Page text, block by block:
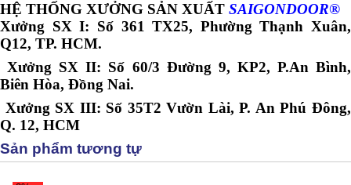
HỆ THỐNG XƯỞNG SẢN XUẤT SAIGONDOOR®
Xưởng SX I: Số 361 TX25, Phường Thạnh Xuân,
Q12, TP. HCM.
Xưởng SX II: Số 60/3 Đường 9, KP2, P.An Bình,
Biên Hòa, Đồng Nai.
Xưởng SX III: Số 35T2 Vườn Lài, P. An Phú Đông,
Q. 12, HCM
Sản phẩm tương tự